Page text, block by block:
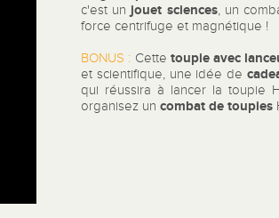
c'est un jouet sciences, un
force centrifuge et magnétique !
BONUS : Cette toupie avec
et scientifique, une idée de
qui réussira à lancer la toupie
organisez uncombat de toupies